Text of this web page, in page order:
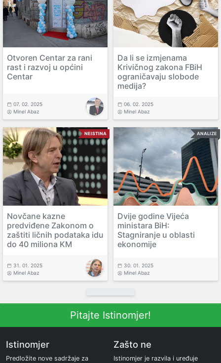
Otvoren Centar za rani
rast i razvoj u općini
Centar
07. 02. 2025
Minel Abaz
Da li se izmjenama
Krivičnog zakona FBiH
ograničavaju slobode
medija?
06. 02. 2025
Minel Abaz
NEISTINA
Novčane kazne
predviđene Zakonom o
zaštiti ličnih podataka idu
do 40 miliona KM
31. 01. 2025
Minel Abaz
ANALIZE
Dvije godine Vijeća
ministara BiH:
Stagniranje u oblasti
ekonomije
30. 01. 2025
Minel Abaz
Pitajte Istinomjer!
Istinomjer
Predložite nove sadržaje za
Zašto ne
Istinomjer je razvila i uređuje